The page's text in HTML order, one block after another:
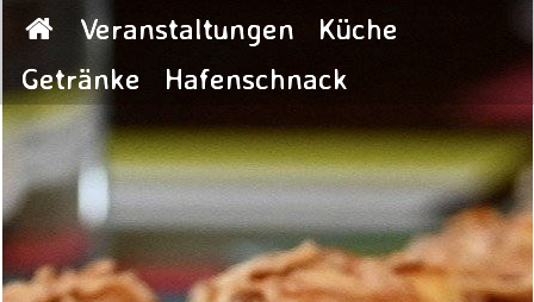
Veranstaltungen
Küche
Getränke
Hafenschnack